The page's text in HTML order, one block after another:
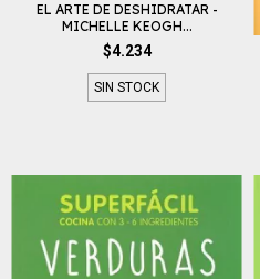
EL ARTE DE DESHIDRATAR -
MICHELLE KEOGH...
$4.234
SIN STOCK